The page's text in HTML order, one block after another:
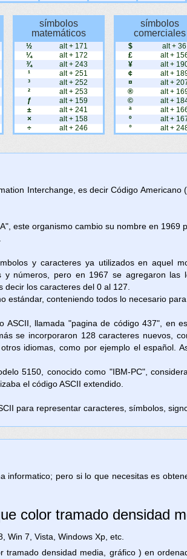
símbolos
matemáticos
½
alt + 171
¼
alt + 172
¾
alt + 243
¹
alt + 251
³
alt + 252
²
alt + 253
ƒ
alt + 159
±
alt + 241
×
alt + 158
÷
alt + 246
símbolos
comerciales
$
alt + 36
£
alt +
¥
alt +
¢
alt +
¤
alt +
®
alt +
©
alt +
ª
alt +
º
alt +
°
alt +
Interchange, es decir Código Americano
este organismo cambio su nombre en 1969
y caracteres ya utilizados en aquel
números, pero en 1967 se agregaron las
los caracteres del 0 al 127.
conteniendo todos lo necesario
llamada "pagina de código 437", en
se incorporaron 128 caracteres nuevos,
idiomas, como por ejemplo el español.
5150, conocido como "IBM-PC",
el código ASCII extendido.
para representar caracteres, símbolos,
pero si lo que necesitas es
color tramado densidad
Win 7, Vista, Windows Xp, etc.
tramado densidad media, gráfico ) en